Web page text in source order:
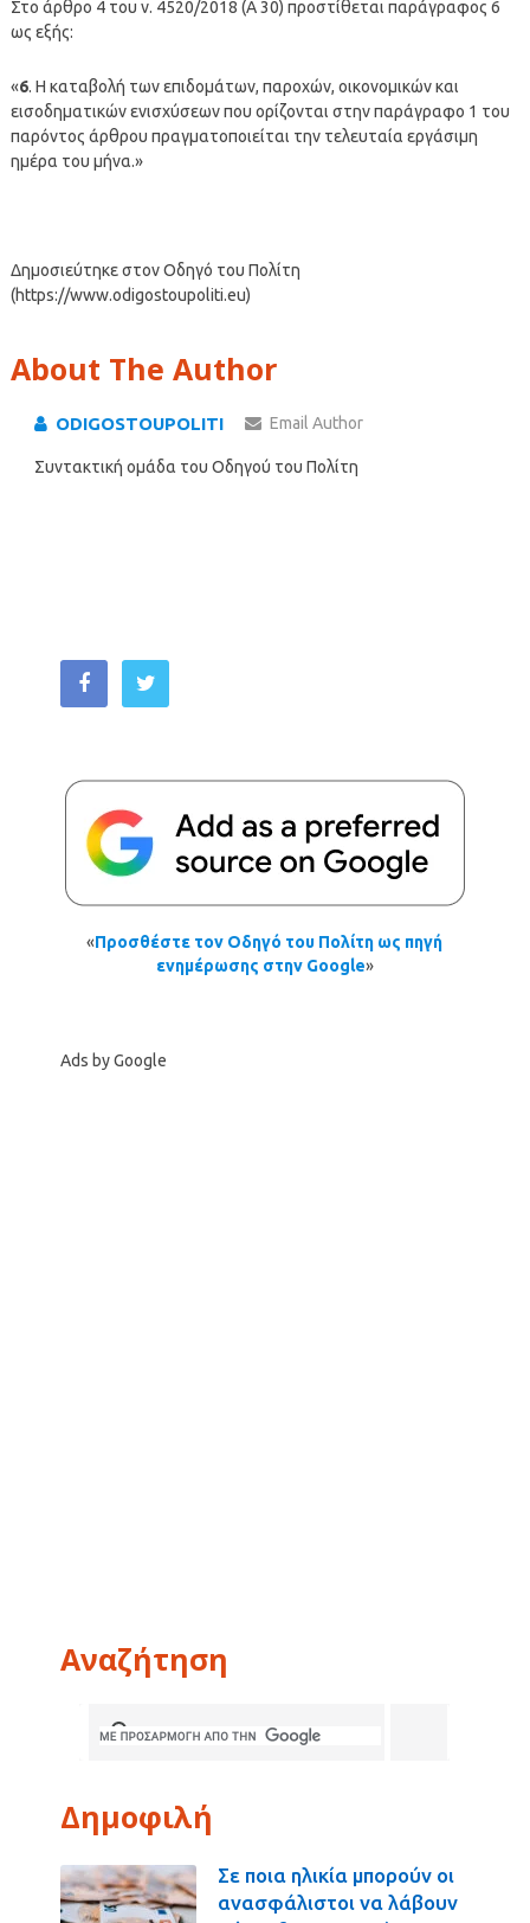
Στο άρθρο 4 του ν. 4520/2018 (Α 30) προστίθεται παράγραφος 6
ως εξής:
«6. Η καταβολή των επιδομάτων, παροχών, οικονομικών και
εισοδηματικών ενισχύσεων που ορίζονται στην παράγραφο 1 του
παρόντος άρθρου πραγματοποιείται την τελευταία εργάσιμη
ημέρα του μήνα.»
Δημοσιεύτηκε στον Οδηγό του Πολίτη
(https://www.odigostoupoliti.eu)
About The Author
ODIGOSTOUPOLITI Email Author
Συντακτική ομάδα του Οδηγού του Πολίτη
«Προσθέστε τον Οδηγό του Πολίτη ως πηγή
ενημέρωσης στην Google»
Ads by Google
Αναζήτηση
Δημοφιλή
Σε ποια ηλικία μπορούν οι
ανασφάλιστοι να λάβουν